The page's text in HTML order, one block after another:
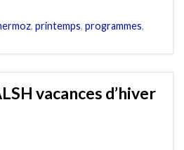
, printemps, programmes,
vacances d’hiver